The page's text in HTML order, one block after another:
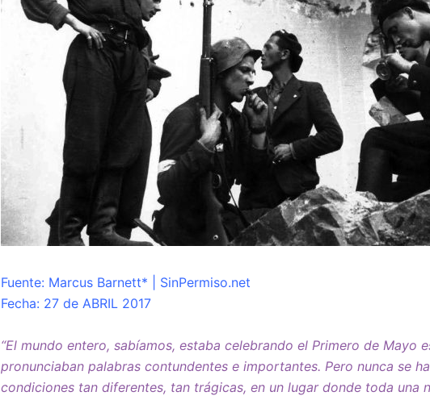
Fuente: Marcus Barnett* | SinPermiso.net
Fecha: 27 de ABRIL 2017
“El mundo entero, sabíamos, estaba celebrando el Primero de Mayo
pronunciaban palabras contundentes e importantes. Pero nunca se
condiciones tan diferentes, tan trágicas, en un lugar donde toda una